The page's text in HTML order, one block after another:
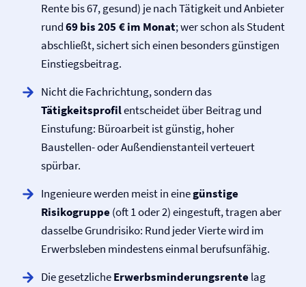
Rente bis 67, gesund) je nach Tätigkeit und Anbieter
rund69 bis 205 € im Monat; wer schon als Student
abschließt, sichert sich einen besonders günstigen
Einstiegsbeitrag.
Nicht die Fachrichtung, sondern das
Tätigkeitsprofilentscheidet über Beitrag und
Einstufung: Büroarbeit ist günstig, hoher
Baustellen- oder Außendienstanteil verteuert
spürbar.
Ingenieure werden meist in einegünstige
Risikogruppe(oft 1 oder 2) eingestuft, tragen aber
dasselbe Grundrisiko: Rund jeder Vierte wird im
Erwerbsleben mindestens einmal berufsunfähig.
Die gesetzlicheErwerbsminderungs­rentelag